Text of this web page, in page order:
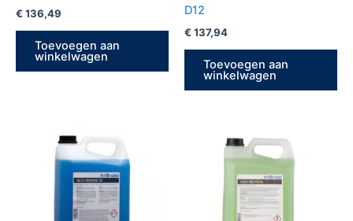
€ 136,49
Toevoegen aan
winkelwagen
D12
€ 137,94
Toevoegen aan
winkelwagen